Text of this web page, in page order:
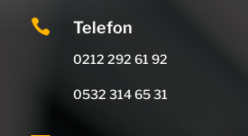
 Telefon
0212 292 61 92
0532 314 65 31